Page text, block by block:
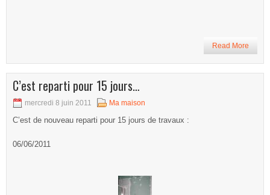
Read More
C’est reparti pour 15 jours…
mercredi 8 juin 2011 Ma maison
C’est de nouveau reparti pour 15 jours de travaux :
06/06/2011